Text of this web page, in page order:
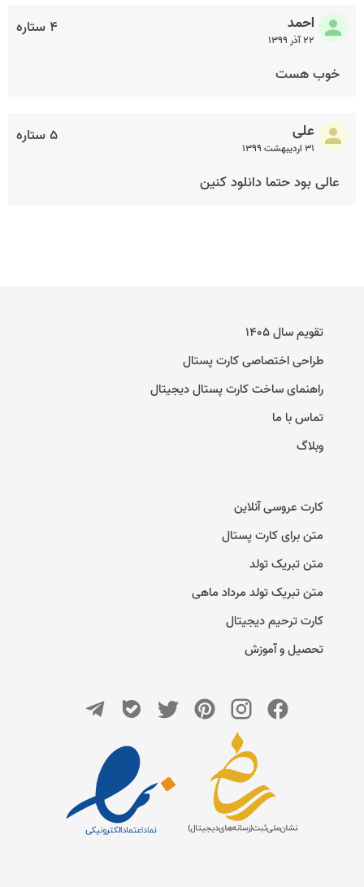
۴ ستاره احمد
۲۲ آذر ۱۳۹۹
خوب هست
۵ ستاره علی
۳۱ اردیبهشت ۱۳۹۹
عالی بود حتما دانلود کنین
تقویم سال ۱۴۰۵
طراحی اختصاصی کارت پستال
راهنمای ساخت کارت پستال دیجیتال
تماس با ما
وبلاگ
کارت عروسی آنلاین
متن برای کارت پستال
متن تبریک تولد
متن تبریک تولد مرداد ماهی
کارت ترحیم دیجیتال
تحصیل و آموزش